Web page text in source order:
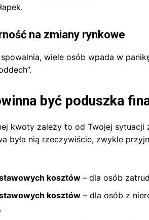
na zmiany rynkowe
wiele osób wpada w
być poduszka
kwoty zależy to od Twojej
była nią rzeczywiście, zwykle
kosztów– dla osób
kosztów – dla osób z